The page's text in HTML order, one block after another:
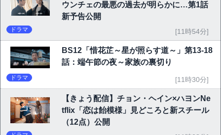
ウンチェの最悪の過去が明らかに…第1話
新予告公開
ドラマ [11時54分]
BS12「惜花芷～星が照らす道～」第13-18
話：端午節の夜～家族の裏切り
ドラマ [11時30分]
【きょう配信】チョン・ヘイン×ハヨンNe
tflix「恋は飴模様」見どころと新スチール
（12点）公開